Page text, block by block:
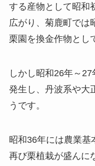
する産物として昭和
広がり、菊鹿町では
栗園を換金作物とし
しかし昭和26年～
発生し、丹波系や大
うです。
昭和36年には農業基
再び栗植栽が盛んに